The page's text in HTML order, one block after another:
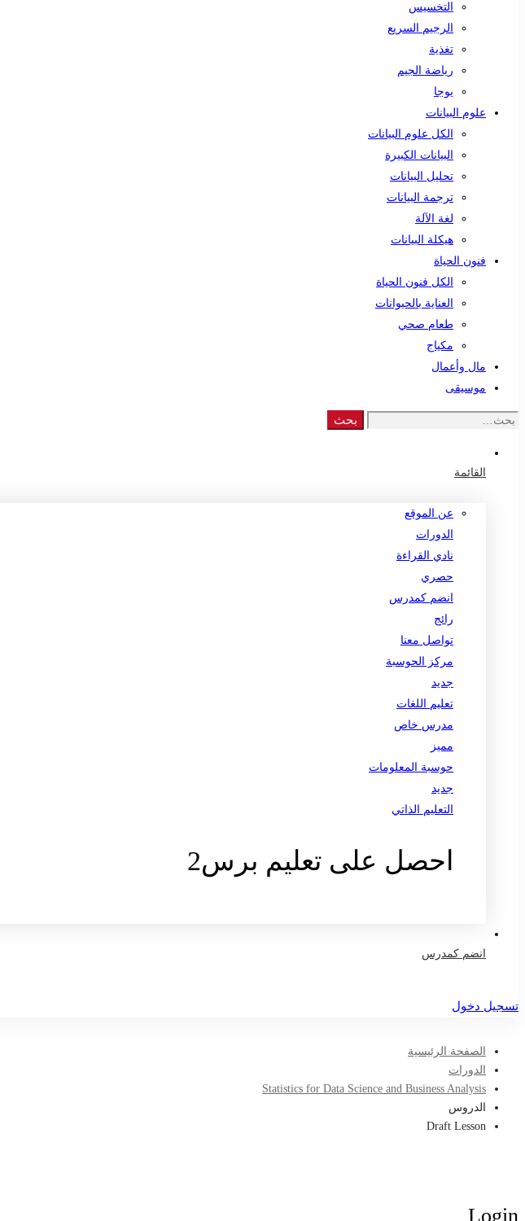
التخسيس
الرجيم السريع
تغذية
رياضة الجيم
يوجا
علوم البيانات
الكل علوم البيانات
البيانات الكبيرة
تحليل البيانات
ترجمة البيانات
لغة الآلة
هيكلة البيانات
فنون الحياة
الكل فنون الحياة
العناية بالحيوانات
طعام صحي
مكياج
مال وأعمال
موسيقى
Search
بحث
القائمة
عن الموقع
الدورات
نادي القراءة
حصري
انضم كمدرس
رائج
تواصل معنا
مركز الحوسبة
جديد
تعليم اللغات
مدرس خاص
مميز
حوسبة المعلومات
جديد
التعليم الذاتي
احصل على تعليم برس2
انضم كمدرس
تسجيل دخول
الصفحة الرئيسية
الدورات
Statistics for Data Science and Business Analysis
الدروس
Draft Lesson
Login